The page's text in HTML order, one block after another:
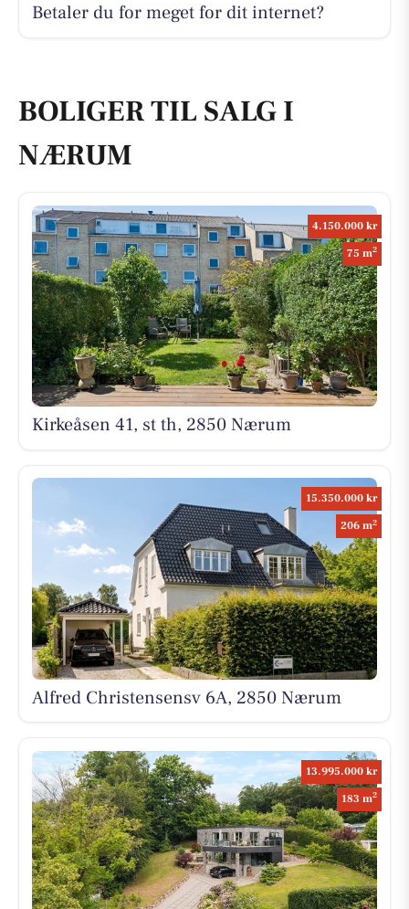
Betaler du for meget for dit internet?
BOLIGER TIL SALG I
NÆRUM
4.150.000 kr
75 m2
Kirkeåsen 41, st th, 2850 Nærum
15.350.000 kr
206 m2
Alfred Christensensv 6A, 2850 Nærum
13.995.000 kr
183 m2